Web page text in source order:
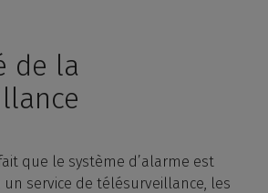
de la
que le système d’alarme est
service de télésurveillance, les